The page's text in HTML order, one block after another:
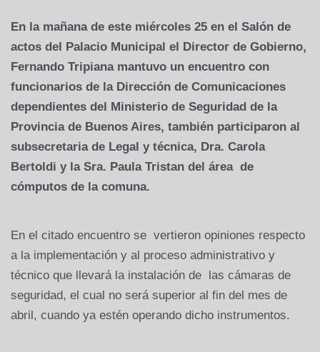
En la mañana de este miércoles 25 en el Salón de
actos del Palacio Municipal el Director de Gobierno,
Fernando Tripiana mantuvo un encuentro con
funcionarios de la Dirección de Comunicaciones
dependientes del Ministerio de Seguridad de la
Provincia de Buenos Aires, también participaron al
subsecretaria de Legal y técnica, Dra. Carola
Bertoldi y la Sra. Paula Tristan del área de
cómputos de la comuna.
En el citado encuentro se vertieron opiniones respecto
a la implementación y al proceso administrativo y
técnico que llevará la instalación de las cámaras de
seguridad, el cual no será superior al fin del mes de
abril, cuando ya estén operando dicho instrumentos.